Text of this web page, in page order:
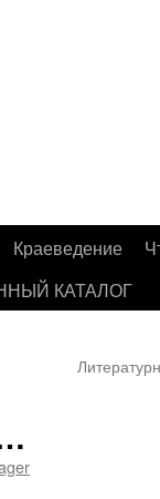
Краеведение
КАТАЛОГ